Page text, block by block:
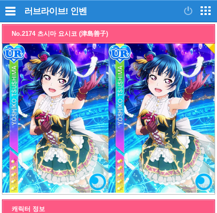
러브라이브! 인벤
No.2174 츠시마 요시코 (津島善子)
캐릭터 정보